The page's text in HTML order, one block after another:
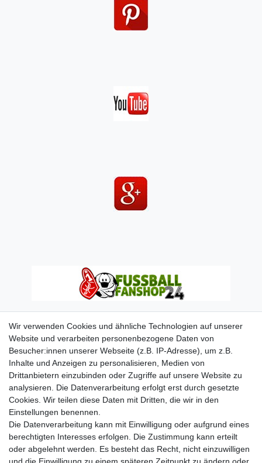
Wir verwenden Cookies und ähnliche Technologien auf unserer
Website und verarbeiten personenbezogene Daten von
Besucher:innen unserer Webseite (z.B. IP-Adresse), um z.B.
Inhalte und Anzeigen zu personalisieren, Medien von
Drittanbietern einzubinden oder Zugriffe auf unsere Website zu
analysieren. Die Datenverarbeitung erfolgt erst durch gesetzte
Cookies. Wir teilen diese Daten mit Dritten, die wir in den
Einstellungen benennen.
Die Datenverarbeitung kann mit Einwilligung oder aufgrund eines
berechtigten Interesses erfolgen. Die Zustimmung kann erteilt
oder abgelehnt werden. Es besteht das Recht, nicht einzuwilligen